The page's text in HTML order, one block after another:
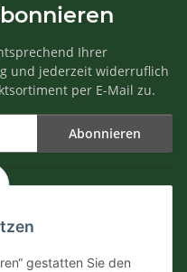
gestatten Sie den
Ihrer
und jederzeit widerruflich
per E-Mail zu.
Abonnieren